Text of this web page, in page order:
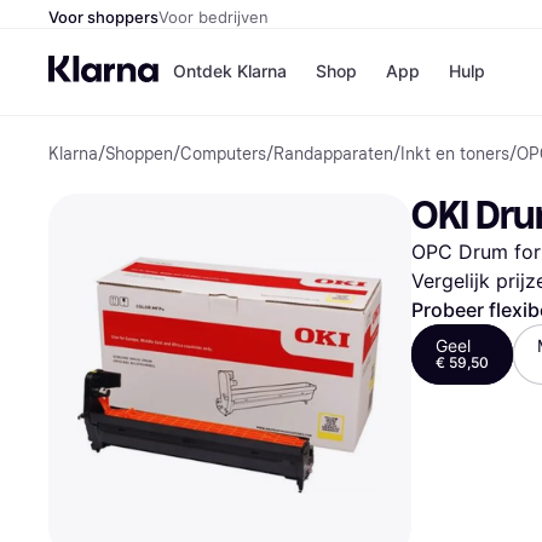
Voor shoppersVoor bedrijven
Ontdek Klarna Shop
Winkels
Bol
H&M
App Hulp
Klarna/Shoppen/Computers/Randapparaten/ Inkt en toners/
OKI
OPC Drum
Vergelijk
Probeer
Geel
€ 59,50